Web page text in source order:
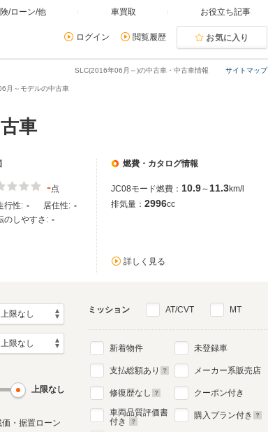
/ローン/他 車買取 お役立ち記事
ログイン 閲覧履歴 お気に入り
サイトマップ
SLC(2016年06月～)の中古車・中古車情報
月～モデルの中古車
車
-点
行性: - 居住性: -
のしやすさ: -
燃費・カタログ情報
JC08モード燃費： 10.9～ 11.3km/l
排気量： 2996cc
詳しく見る
上限なし
価・据置ローン
ミッション AT/CVT MT
新着物件
支払総額あり
修復歴なし
車両品質評価書
付き
未登録車
メーカー系販売店
クーポン付き
購入プラン付き